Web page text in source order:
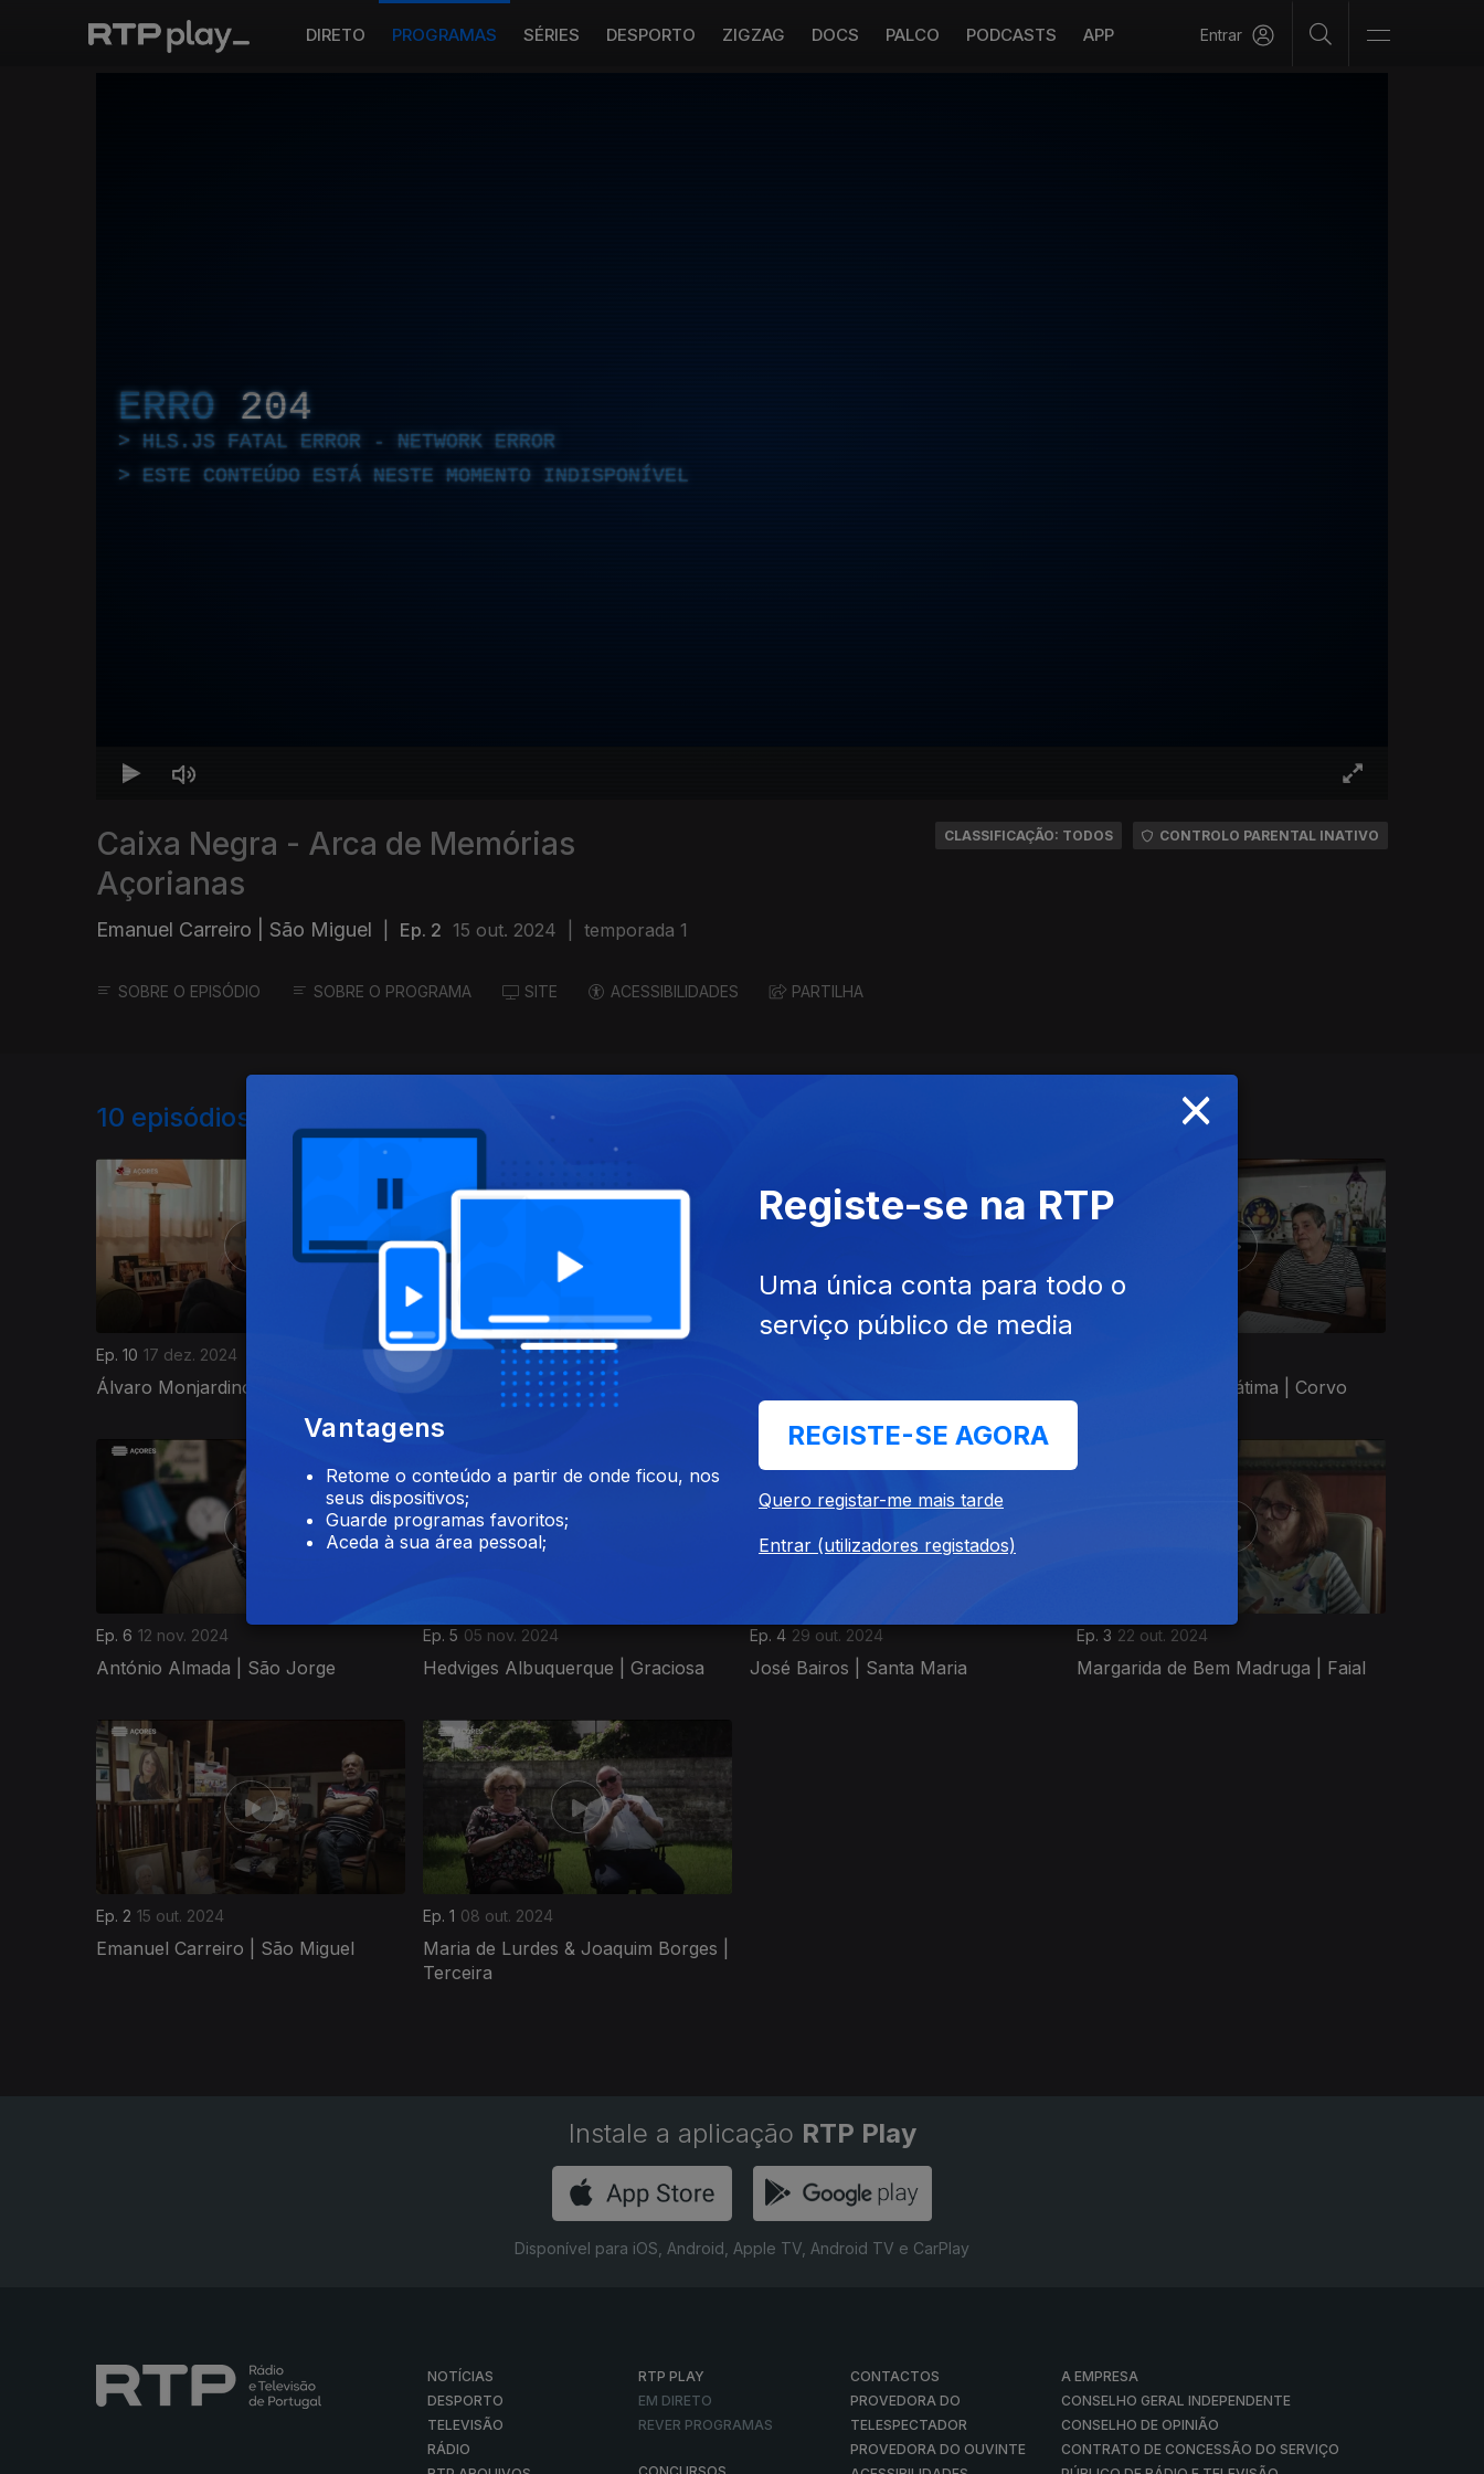
DIRETO PROGRAMAS SÉRIES DESPORTO ZIGZAG DOCS PALCO PODCASTS APP Entrar
ERRO 204
HLS.JS FATAL ERROR - NETWORK ERROR
ESTE CONTEÚDO ESTÁ NESTE MOMENTO INDISPONÍVEL
Caixa Negra - Arca de Memórias
Açorianas
Emanuel Carreiro | São Miguel Ep. 2 15 out. 2024 temporada 1
CLASSIFICAÇÃO: TODOS CONTROLO PARENTAL INATIVO
SOBRE O EPISÓDIO SOBRE O PROGRAMA SITE ACESSIBILIDADES PARTILHA
10 episódios disponíveis
Ep. 10 17 dez. 2024
Álvaro Monjardino | Terceira
Ep. 9 10 dez. 2024
Gabriela Silva | Flores Maria Manuela e Fátima | Corvo
Ep. 6 12 nov. 2024
António Almada | São Jorge
Ep. 5 05 nov. 2024
Hedviges Albuquerque | Graciosa
Ep. 4 29 out. 2024
José Bairos | Santa Maria
Ep. 3 22 out. 2024
Margarida de Bem Madruga | Faial
Ep. 2 15 out. 2024
Emanuel Carreiro | São Miguel
Ep. 1 08 out. 2024
Maria de Lurdes & Joaquim Borges |
Terceira
799894
Instale a aplicação RTP Play
Disponível para iOS, Android, Apple TV, Android TV e CarPlay
NOTÍCIAS
DESPORTO
TELEVISÃO
RÁDIO
RTP PLAY
EM DIRETO
REVER PROGRAMAS
CONTACTOS
PROVEDORA DO
TELESPECTADOR
PROVEDORA DO OUVINTE
A EMPRESA
CONSELHO GERAL INDEPENDENTE
CONSELHO DE OPINIÃO
CONTRATO DE CONCESSÃO DO SERVIÇO
×
Vantagens
Retome o conteúdo a partir de onde ficou, nos
seus dispositivos;
Guarde programas favoritos;
Aceda à sua área pessoal;
Registe-se na RTP
Uma única conta para todo o
serviço público de media
REGISTE-SE AGORA
Quero registar-me mais tarde
Entrar (utilizadores registados)